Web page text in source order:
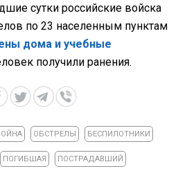
сутки российские войска
по 23 населенным пунктам
дома и учебные
получили ранения.
ОБСТРЕЛЫ БЕСПИЛОТНИКИ
ПОГИБШАЯ ПОСТРАДАВШИЙ